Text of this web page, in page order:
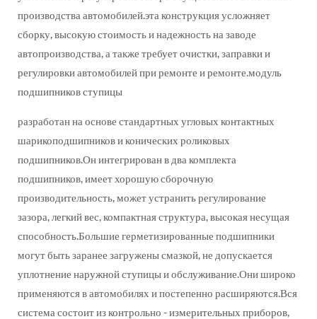
производства автомобилей.эта конструкция усложняет
сборку, высокую стоимость и надежность на заводе
автопроизводства, а также требует очистки, заправки и
регулировки автомобилей при ремонте и ремонте.модуль
подшипников ступицы
разработан на основе стандартных угловых контактных
шарикоподшипников и конических роликовых
подшипников.Он интегрирован в два комплекта
подшипников, имеет хорошую сборочную
производительность, может устранить регулирование
зазора, легкий вес, компактная структура, высокая несущая
способность.Большие герметизированные подшипники
могут быть заранее загружены смазкой, не допускается
уплотнение наружной ступицы и обслуживание.Они широко
применяются в автомобилях и постепенно расширяются.Вся
система состоит из контрольно - измерительных приборов,